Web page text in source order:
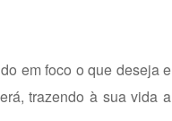
em foco o que deseja e
trazendo à sua vida a